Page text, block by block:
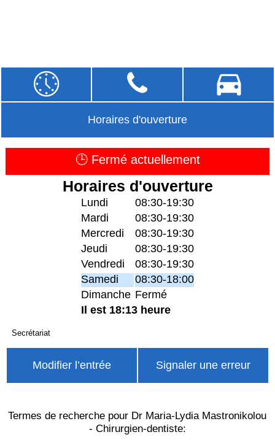
Horaires d'ouverture
🕒 Fermé actuellement
Horaires d'ouverture
Lundi
08:30-19:30
Mardi
08:30-19:30
Mercredi
08:30-19:30
Jeudi
08:30-19:30
Vendredi
08:30-19:30
Samedi
08:30-18:00
Dimanche Fermé
Il est 18:13 heure
Secrétariat
Modifier l’entrée Signaler une erreur
Termes de recherche pour Dr Maria-Lydia Mastronikolou
- Chirurgien-dentiste: